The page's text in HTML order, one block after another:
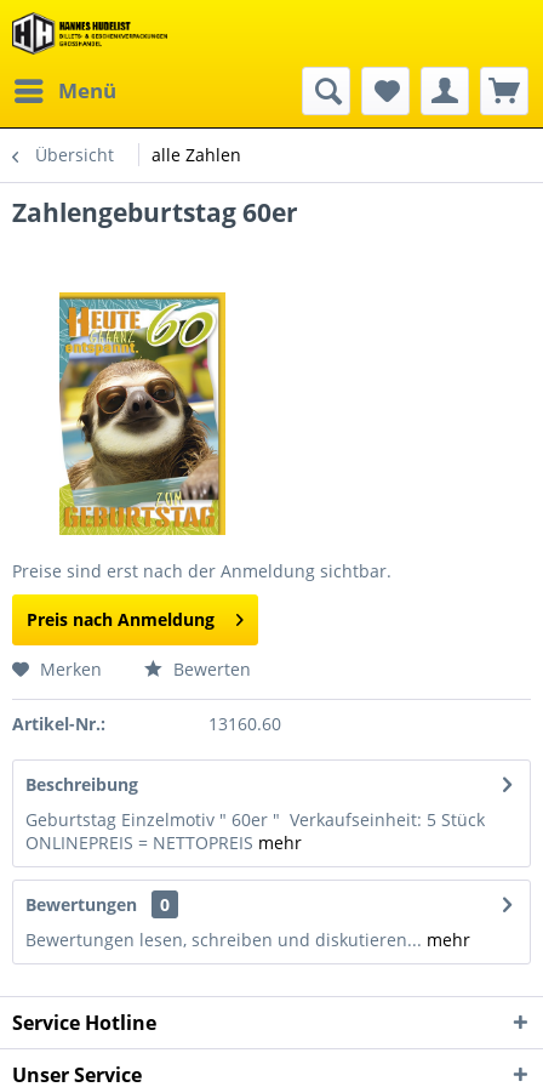
Menü
Übersicht alle Zahlen
Zahlengeburtstag 60er
Preise sind erst nach der Anmeldung sichtbar.
Preis nach Anmeldung
Merken Bewerten
Artikel-Nr.: 13160.60
Beschreibung
Geburtstag Einzelmotiv " 60er " Verkaufseinheit: 5 Stück
ONLINEPREIS = NETTOPREIS mehr
Bewertungen
0
Bewertungen lesen, schreiben und diskutieren... mehr
Service Hotline
Unser Service